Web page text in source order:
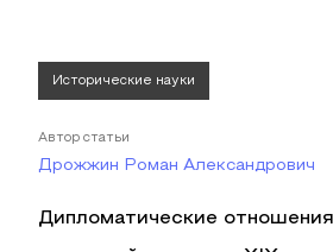
Исторические науки
Автор статьи
Дрожжин Роман Александрович
Дипломатические